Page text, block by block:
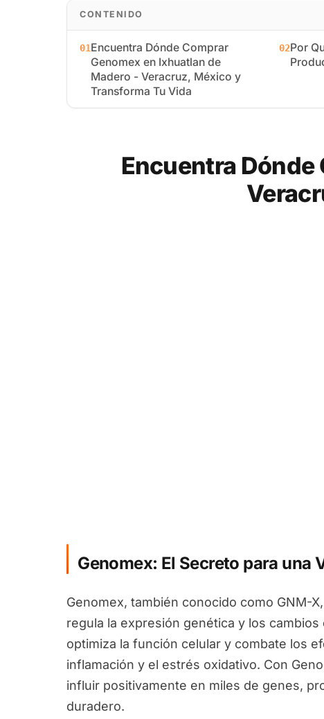
CONTENIDO
01Encuentra Dónde Comprar
Genomex en Ixhuatlan de
Madero - Veracruz, México y
Transforma Tu Vida
02Por
Encuentra Dónde
Genomex: El Secreto para una
Genomex, también conocido como GNM-
regula la expresión genética y los
optimiza la función celular y combate los
inflamación y el estrés oxidativo. Con
influir positivamente en miles de genes,
duradero.